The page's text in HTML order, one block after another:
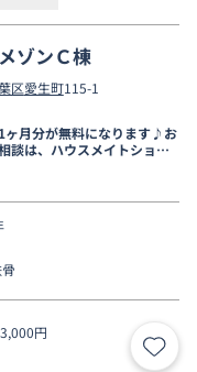
ゾンＣ棟
区愛生町115-1
ヶ月分が無料になります♪お
談は、ハウスメイトショッ
円
お気